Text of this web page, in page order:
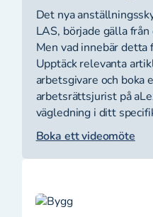
Det nya
LAS, började gälla
Men vad innebär detta
Upptäck relevanta
arbetsgivare och boka
arbetsrättsjurist på
vägledning i ditt
Boka ett videomöte